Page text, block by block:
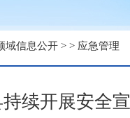
域信息公开 > > 应急管理
续开展安全